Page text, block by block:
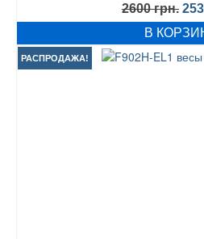
2600грн.
В
РАСПРОДАЖА!